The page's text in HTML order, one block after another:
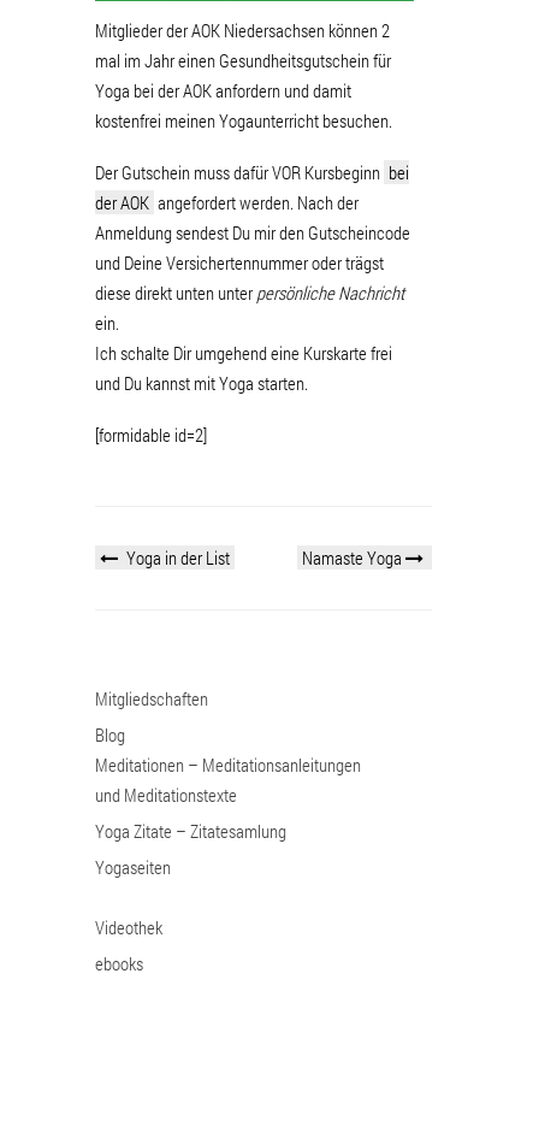
Mitglieder der AOK Niedersachsen können 2
mal im Jahr einen Gesundheitsgutschein für
Yoga bei der AOK anfordern und damit
kostenfrei meinen Yogaunterricht besuchen.
Der Gutschein muss dafür VOR Kursbeginn bei
der AOK angefordert werden. Nach der
Anmeldung sendest Du mir den Gutscheincode
und Deine Versichertennummer oder trägst
diese direkt unten unterpersönliche Nachricht
ein.
Ich schalte Dir umgehend eine Kurskarte frei
und Du kannst mit Yoga starten.
[formidable id=2]
Yoga in der List Namaste Yoga
Mitgliedschaften
Blog
Meditationen – Meditationsanleitungen
und Meditationstexte
Yoga Zitate – Zitatesamlung
Yogaseiten
Videothek
ebooks